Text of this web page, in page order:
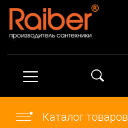
Каталог товаров